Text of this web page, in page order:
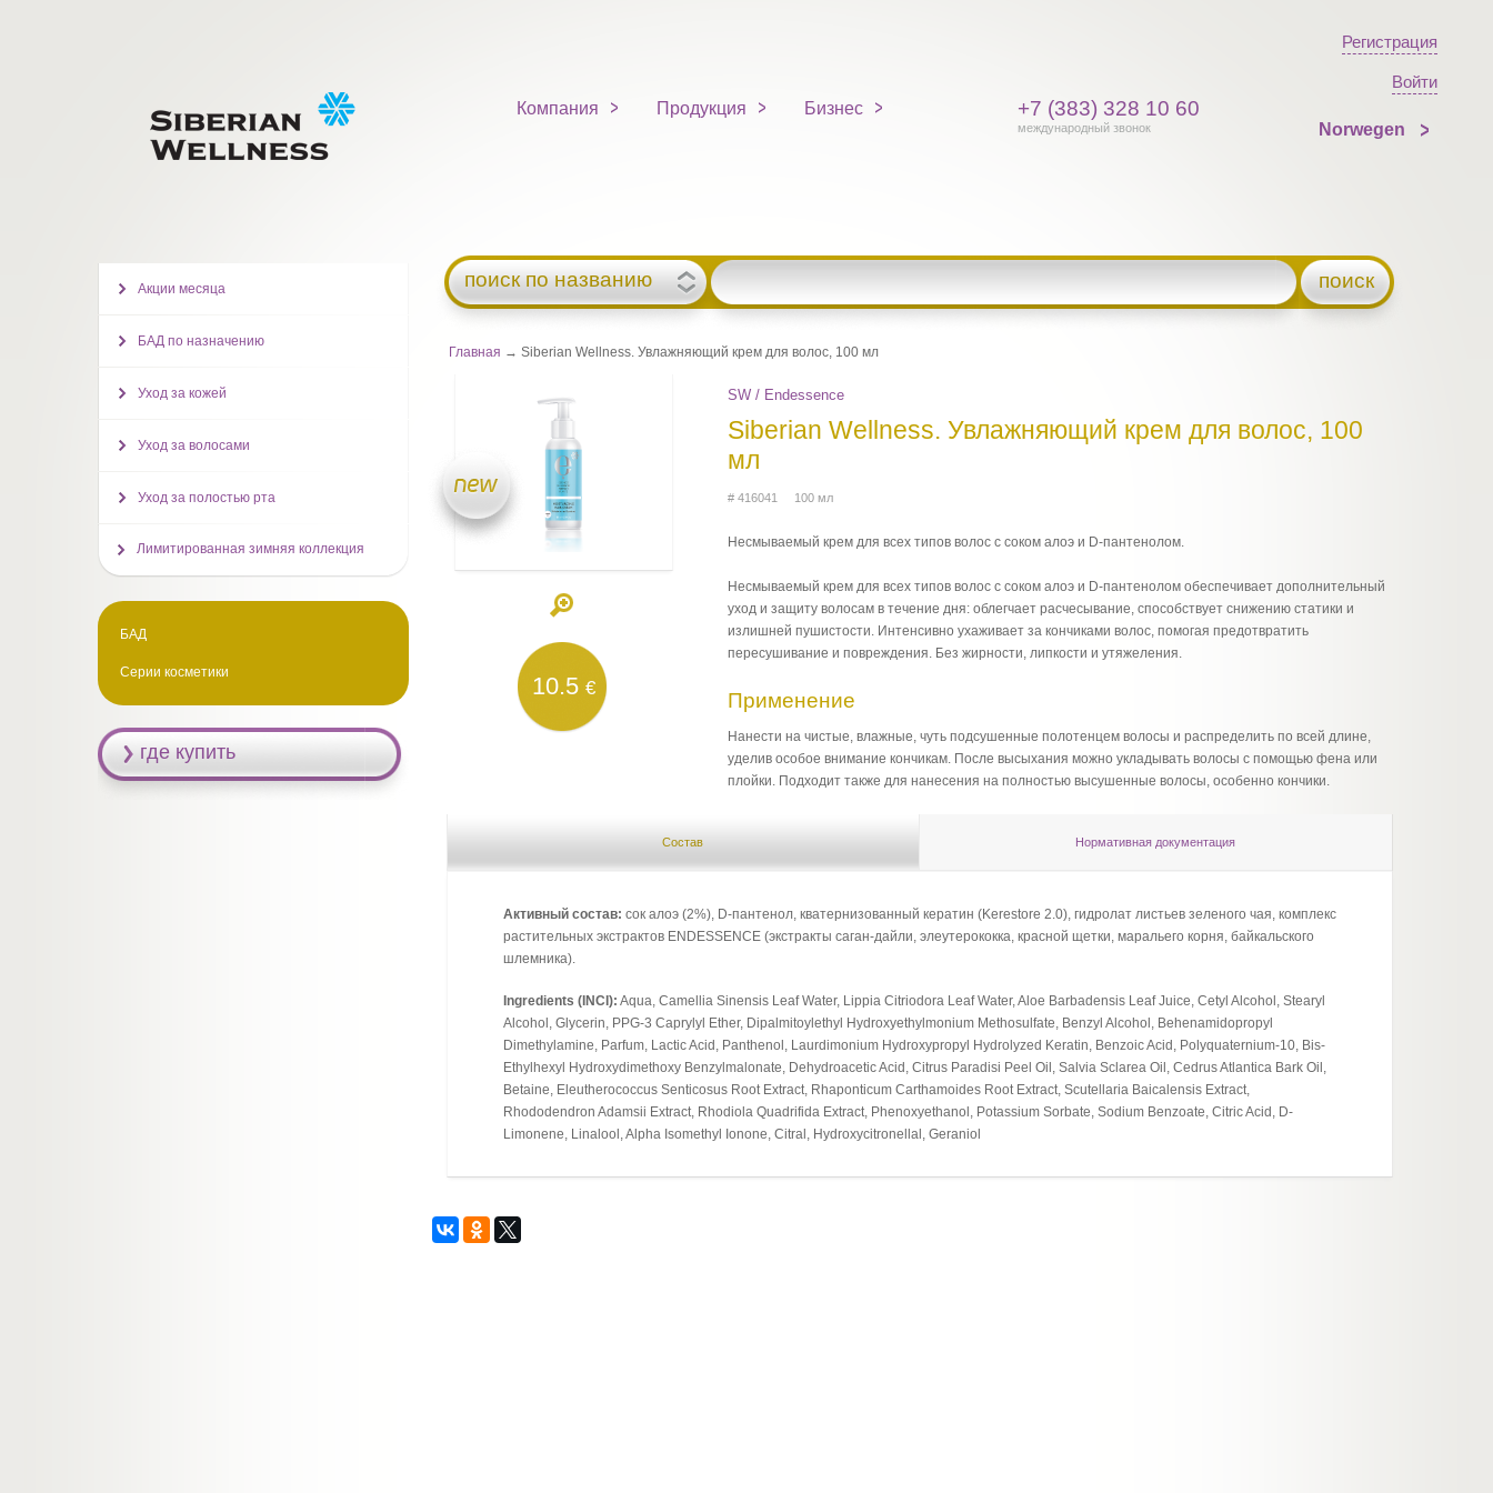
Компания Продукция Бизнес +7 (383) 328 10 60
международный звонок
Регистрация
Войти
Norwegen
поиск по названию поиск
Главная → Siberian Wellness. Увлажняющий крем для волос, 100 мл
10.5 €
SW / Endessence
Siberian Wellness. Увлажняющий крем для волос, 100
мл
# 416041 100 мл
Несмываемый крем для всех типов волос с соком алоэ и D-пантенолом.
Несмываемый крем для всех типов волос с соком алоэ и D-пантенолом обеспечивает дополнительный
уход и защиту волосам в течение дня: облегчает расчесывание, способствует снижению статики и
излишней пушистости. Интенсивно ухаживает за кончиками волос, помогая предотвратить
пересушивание и повреждения. Без жирности, липкости и утяжеления.
Применение
Нанести на чистые, влажные, чуть подсушенные полотенцем волосы и распределить по всей длине,
уделив особое внимание кончикам. После высыхания можно укладывать волосы с помощью фена или
плойки. Подходит также для нанесения на полностью высушенные волосы, особенно кончики.
Состав Нормативная документация
Активный состав: сок алоэ (2%), D-пантенол, кватернизованный кератин (Kerestore 2.0), гидролат листьев зеленого чая, комплекс
растительных экстрактов ENDESSENCE (экстракты саган-дайли, элеутерококка, красной щетки, маральего корня, байкальского
шлемника).
Ingredients (INCI): Aqua, Camellia Sinensis Leaf Water, Lippia Citriodora Leaf Water, Aloe Barbadensis Leaf Juice, Cetyl Alcohol, Stearyl
Alcohol, Glycerin, PPG-3 Caprylyl Ether, Dipalmitoylethyl Hydroxyethylmonium Methosulfate, Benzyl Alcohol, Behenamidopropyl
Dimethylamine, Parfum, Lactic Acid, Panthenol, Laurdimonium Hydroxypropyl Hydrolyzed Keratin, Benzoic Acid, Polyquaternium-10, Bis-
Ethylhexyl Hydroxydimethoxy Benzylmalonate, Dehydroacetic Acid, Citrus Paradisi Peel Oil, Salvia Sclarea Oil, Cedrus Atlantica Bark Oil,
Betaine, Eleutherococcus Senticosus Root Extract, Rhaponticum Carthamoides Root Extract, Scutellaria Baicalensis Extract,
Rhododendron Adamsii Extract, Rhodiola Quadrifida Extract, Phenoxyethanol, Potassium Sorbate, Sodium Benzoate, Citric Acid, D-
Limonene, Linalool, Alpha Isomethyl Ionone, Citral, Hydroxycitronellal, Geraniol
Акции месяца
БАД по назначению
Уход за кожей
Уход за волосами
Уход за полостью рта
Лимитированная зимняя коллекция
БАД
Серии косметики
где купить